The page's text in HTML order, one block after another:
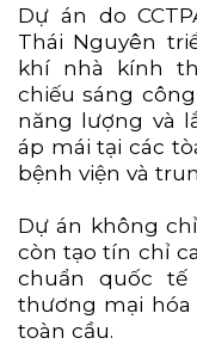
Dự án do
Thái Nguyên
khí nhà kính
chiếu sáng
năng lượng và
áp mái tại các
bệnh viện và
Dự án không
còn tạo tín chỉ
chuẩn quốc tế
thương mại
toàn cầu.